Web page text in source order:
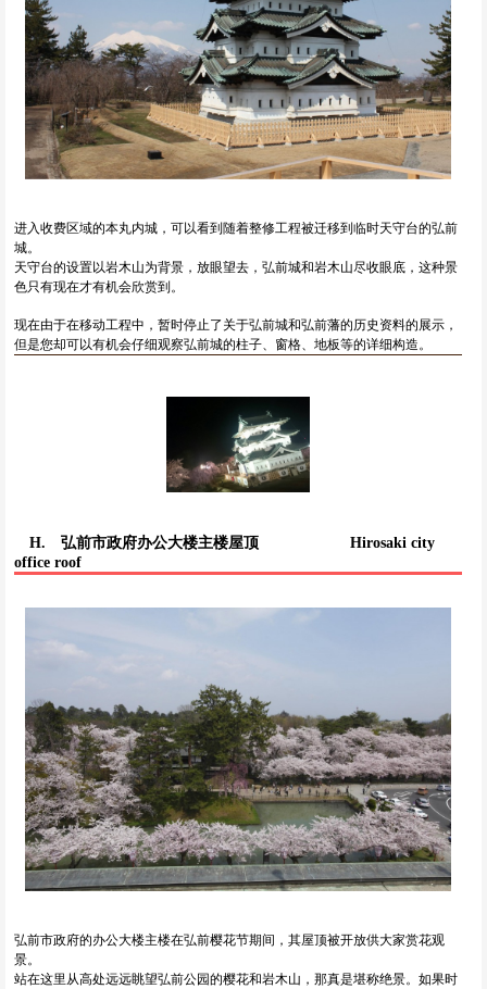
进入收费区域的本丸内城，可以看到随着整修工程被迁移到临时天守台的弘前
城。
天守台的设置以岩木山为背景，放眼望去，弘前城和岩木山尽收眼底，这种景
色只有现在才有机会欣赏到。
现在由于在移动工程中，暂时停止了关于弘前城和弘前藩的历史资料的展示，
但是您却可以有机会仔细观察弘前城的柱子、窗格、地板等的详细构造。
H. 弘前市政府办公大楼主楼屋顶
Hirosaki city
office roof
弘前市政府的办公大楼主楼在弘前樱花节期间，其屋顶被开放供大家赏花观
景。
站在这里从高处远远眺望弘前公园的樱花和岩木山，那真是堪称绝景。如果时